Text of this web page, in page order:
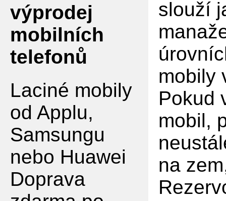
výprodej
mobilních
telefonů
Laciné mobily
od Applu,
Samsungu
nebo Huawei
Doprava
slouží
mobily
Pokud
mobil,
na